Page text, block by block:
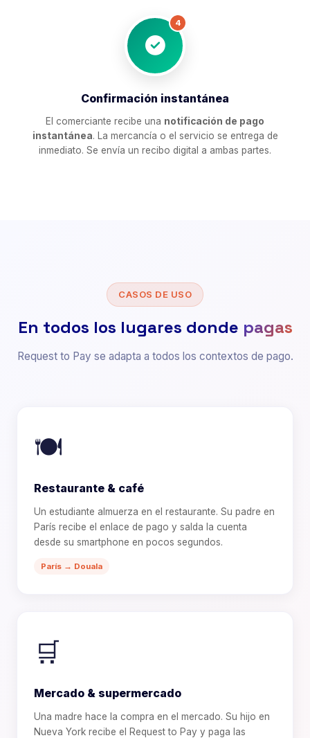
4
Confirmación instantánea
El comerciante recibe una notificación de pago
instantánea. La mercancía o el servicio se entrega de
inmediato. Se envía un recibo digital a ambas partes.
CASOS DE USO
En todos los lugares donde pagas
Request to Pay se adapta a todos los contextos de pago.
🍽️
Restaurante & café
Un estudiante almuerza en el restaurante. Su padre en
París recibe el enlace de pago y salda la cuenta
desde su smartphone en pocos segundos.
París → Douala
🛒
Mercado & supermercado
Una madre hace la compra en el mercado. Su hijo en
Nueva York recibe el Request to Pay y paga las